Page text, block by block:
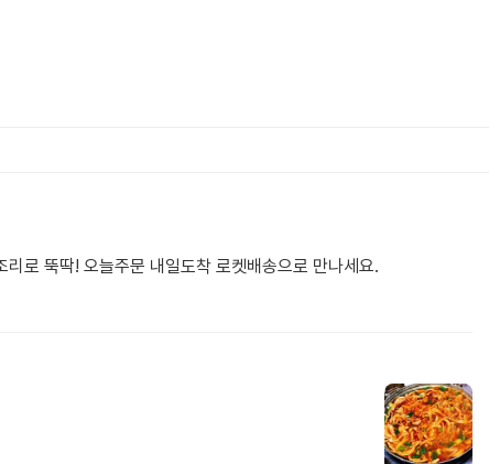
로 뚝딱! 오늘주문 내일도착 로켓배송으로 만나세요.